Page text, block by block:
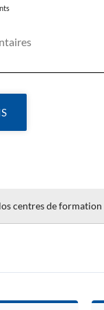
centres de formation